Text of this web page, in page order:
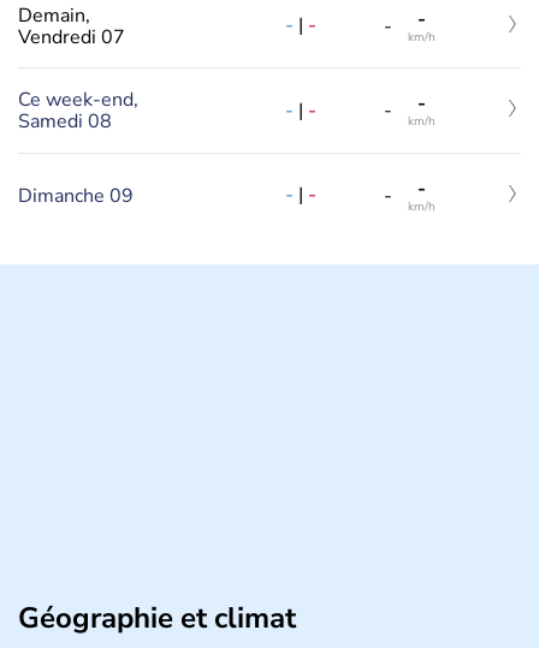
Demain,
Vendredi 07
- | - - -
km/h
Ce week-end,
Samedi 08
- | - - -
km/h
Dimanche 09 - | - - -
km/h
Géographie et climat